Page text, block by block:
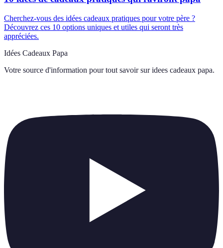
Cherchez-vous des idées cadeaux pratiques pour votre père ?
Découvrez ces 10 options uniques et utiles qui seront très
appréciées.
Idées Cadeaux Papa
Votre source d'information pour tout savoir sur idees cadeaux papa.